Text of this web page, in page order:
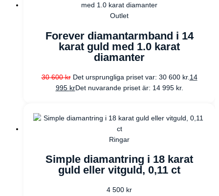
Outlet
Forever diamantarmband i 14
karat guld med 1.0 karat
diamanter
30 600kr Det ursprungliga priset var: 30 600 kr. 14
995 krDet nuvarande priset är: 14 995 kr.
Ringar
Simple diamantring i 18 karat
guld eller vitguld, 0,11 ct
4 500 kr